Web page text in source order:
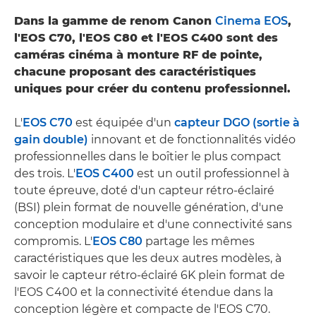
Dans la gamme de renom Canon Cinema EOS,
l'EOS C70, l'EOS C80 et l'EOS C400 sont des
caméras cinéma à monture RF de pointe,
chacune proposant des caractéristiques
uniques pour créer du contenu professionnel.
L'EOS C70 est équipée d'un capteur DGO (sortie à
gain double) innovant et de fonctionnalités vidéo
professionnelles dans le boîtier le plus compact
des trois. L'EOS C400 est un outil professionnel à
toute épreuve, doté d'un capteur rétro-éclairé
(BSI) plein format de nouvelle génération, d'une
conception modulaire et d'une connectivité sans
compromis. L'EOS C80 partage les mêmes
caractéristiques que les deux autres modèles, à
savoir le capteur rétro-éclairé 6K plein format de
l'EOS C400 et la connectivité étendue dans la
conception légère et compacte de l'EOS C70.